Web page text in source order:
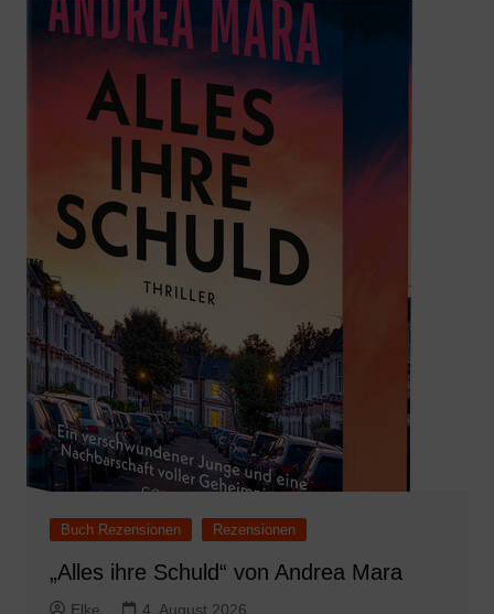
Buch Rezensionen Rezensionen
„Alles ihre Schuld“ von Andrea Mara
Elke 4. August 2026